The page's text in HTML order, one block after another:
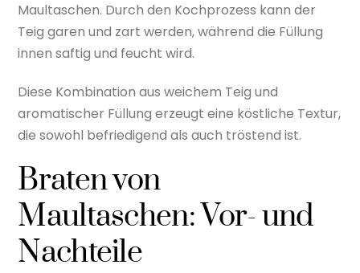
Maultaschen. Durch den Kochprozess kann der
Teig garen und zart werden, während die Füllung
innen saftig und feucht wird.
Diese Kombination aus weichem Teig und
aromatischer Füllung erzeugt eine köstliche Textur,
die sowohl befriedigend als auch tröstend ist.
Braten von
Maultaschen: Vor- und
Nachteile